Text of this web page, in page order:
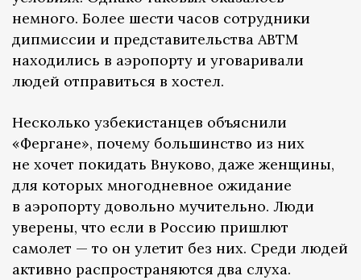
немного. Более шести часов сотрудники
дипмиссии и представительства АВТМ
находились в аэропорту и уговаривали
людей отправиться в хостел.
Несколько узбекистанцев объяснили
«Фергане», почему большинство из них
не хочет покидать Внуково, даже женщины,
для которых многодневное ожидание
в аэропорту довольно мучительно. Люди
уверены, что если в Россию пришлют
самолет — то он улетит без них. Среди людей
активно распространяются два слуха.